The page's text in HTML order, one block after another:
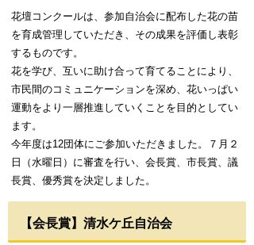
花壇コンクールは、参加自治会に配布した花の苗
を育成管理していただき、その成果を評価し表彰
するものです。
花を学び、互いに助け合って育てることにより、
市民間のコミュニケーションを深め、花いっぱい
運動をより一層推進していくことを目的としてい
ます。
今年度は12団体にご参加いただきました。
７月２
日（水曜日）に審査を行い、会長賞、市長賞、議
長賞、優秀賞を決定しました。
【会長賞】清水ケ丘自治会